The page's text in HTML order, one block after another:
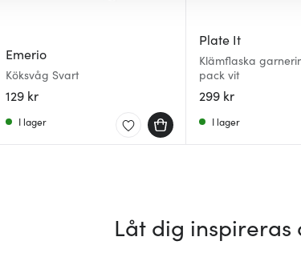
Emerio
Köksvåg Svart
129 kr
I lager
Plate It
Klämflaska
pack vit
299 kr
I lager
Låt dig